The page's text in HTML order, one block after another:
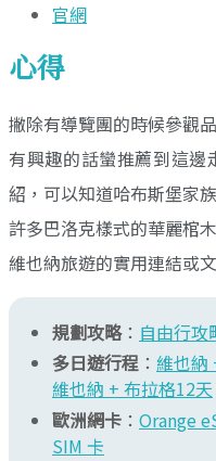
官網
心得
撇除有導覽團的時候參觀
有興趣的話蠻推薦到這
紹，可以知道哈布斯堡家
許多巴洛克樣式的華麗棺
維也納旅遊的實用連結或
規劃攻略： 自由行攻
多日遊行程 ： 維也納
維也納 + 布拉格12天
歐洲網卡 ： Orange
SIM 卡